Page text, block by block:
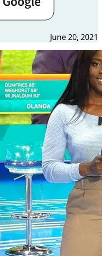
June 20, 2021